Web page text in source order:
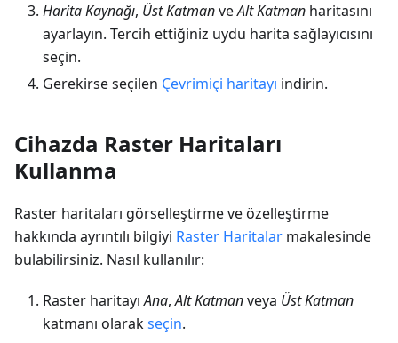
Harita Kaynağı, Üst KatmanveAlt Katman haritasını
ayarlayın. Tercih ettiğiniz uydu harita sağlayıcısını
seçin.
Gerekirse seçilen Çevrimiçi haritayı indirin.
Cihazda Raster Haritaları
Kullanma
Raster haritaları görselleştirme ve özelleştirme
hakkında ayrıntılı bilgiyi Raster Haritalar makalesinde
bulabilirsiniz. Nasıl kullanılır:
Raster haritayıAna,Alt Katmanveya Üst Katman
katmanı olarakseçin.